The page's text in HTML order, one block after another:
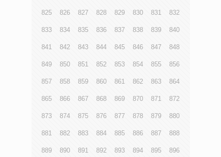
825 826 827 828 829 830 831 832
833 834 835 836 837 838 839 840
841 842 843 844 845 846 847 848
849 850 851 852 853 854 855 856
857 858 859 860 861 862 863 864
865 866 867 868 869 870 871 872
873 874 875 876 877 878 879 880
881 882 883 884 885 886 887 888
889 890 891 892 893 894 895 896